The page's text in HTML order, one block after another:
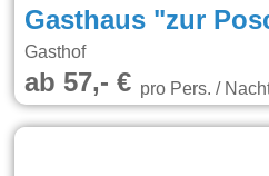
Gasthaus "zur
Gasthof
ab 57,- €pro Pers. /